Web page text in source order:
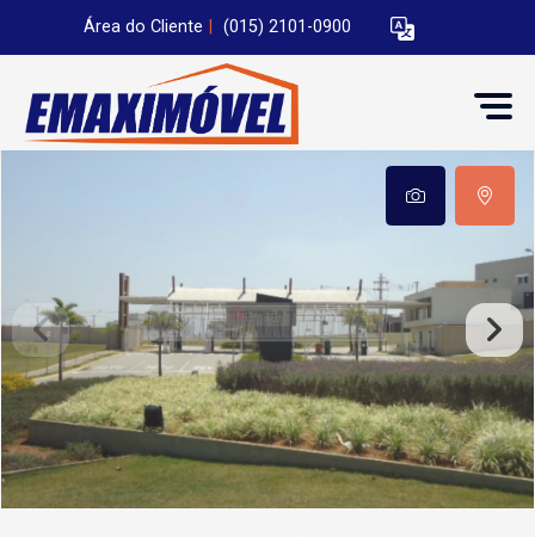
Área do Cliente (015) 2101-0900